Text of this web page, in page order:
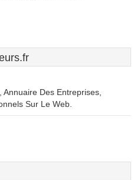
Annuaire Des Entreprises,
Sur Le Web.